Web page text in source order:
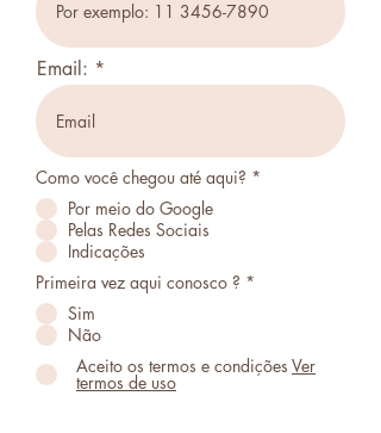
Email:
Como você chegou até aqui? *
Por meio do Google
Pelas Redes Sociais
Indicações
Primeira vez aqui conosco ? *
Sim
Não
Aceito os termos e condições Ver
termos de uso